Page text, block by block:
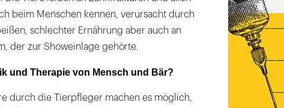
beim Menschen kennen, verursacht durch
schlechter Ernährung aber auch an
der zur Showeinlage gehörte.
und Therapie von Mensch und Bär?
durch die Tierpfleger machen es möglich,